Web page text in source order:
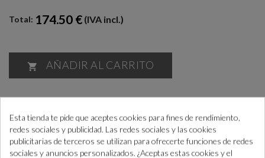
Total: 174.50 € (IVA incl.)
 AÑADIR AL CARRITO
¿Cómo COMPRAR PASO a PASO?
“Si las necesitas antes consúltanos para ayudarte”
Esta tienda te pide que aceptes cookies para fines de rendimiento,
redes sociales y publicidad. Las redes sociales y las cookies
publicitarias de terceros se utilizan para ofrecerte funciones de redes
sociales y anuncios personalizados. ¿Aceptas estas cookies y el